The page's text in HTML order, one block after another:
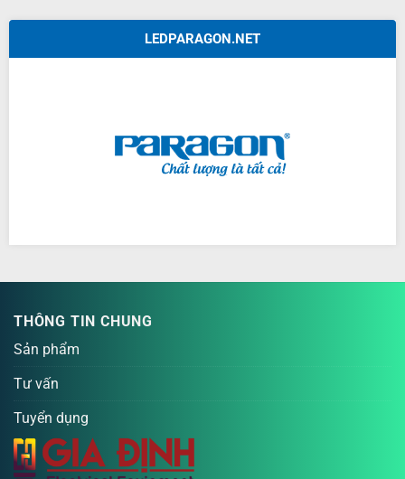
LEDPARAGON.NET
THÔNG TIN CHUNG
Sản phẩm
Tư vấn
Tuyển dụng